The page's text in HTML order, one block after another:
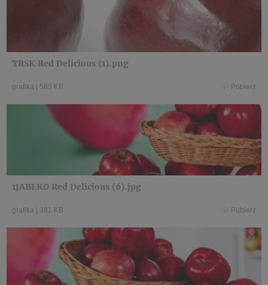
TRSK Red Delicious (1).png
grafika 583 KB Pobierz
1JABŁKO Red Delicious (6).jpg
grafika 381 KB Pobierz